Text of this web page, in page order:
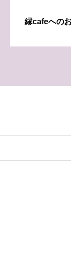
縁cafeへの